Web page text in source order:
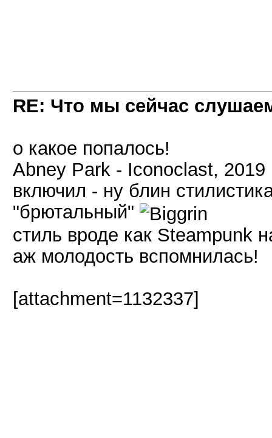
RE: Что мы сейчас
о какое попалось!
Abney Park - Iconoclast, 2019
включил - ну блин
"брютальный"
стиль вроде как Steampunk
аж молодость вспомнилась!
[attachment=1132337]